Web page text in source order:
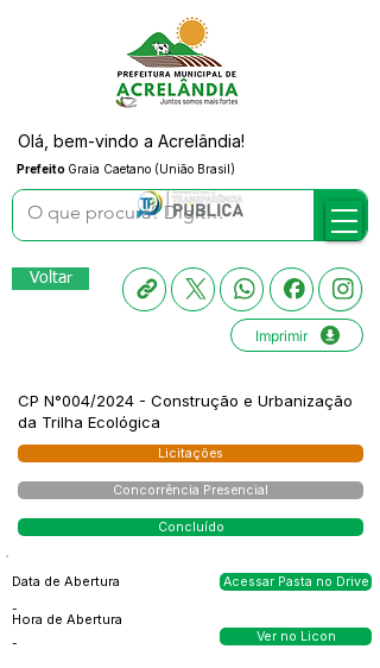
Prefeito Graia Caetano (União Brasil)
Olá, bem-vindo a Acrelândia!
Voltar
Imprimir
CP N°004/2024 - Construção e Urbanização
da Trilha Ecológica
Licitações
Concorrência Presencial
Concluído
Data de Abertura
-
Hora de Abertura
-
Acessar Pasta no Drive
Ver no Licon